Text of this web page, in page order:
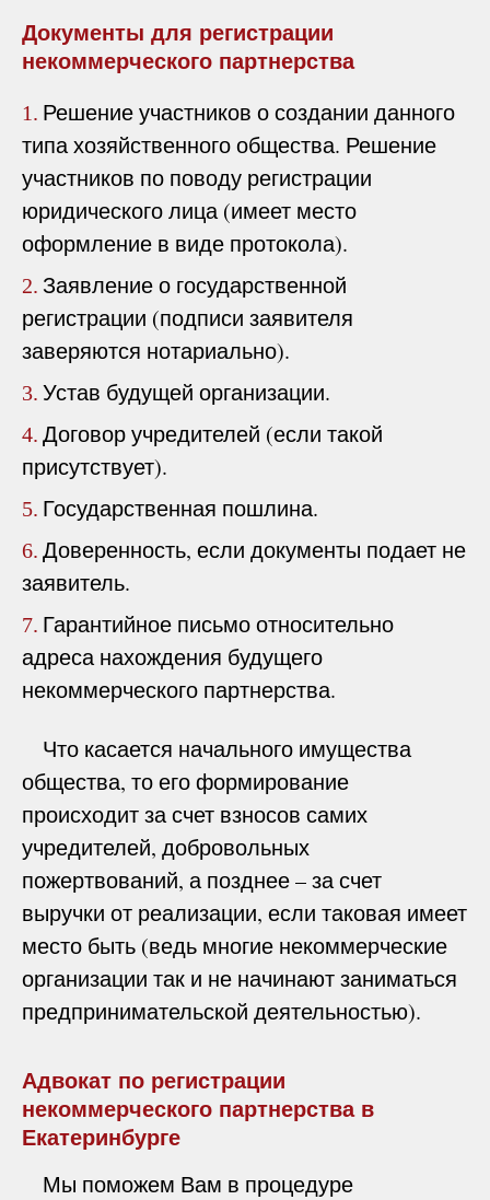
Документы для регистрации
некоммерческого партнерства
1. Решение участников о создании данного
типа хозяйственного общества. Решение
участников по поводу регистрации
юридического лица (имеет место
оформление в виде протокола).
2. Заявление о государственной
регистрации (подписи заявителя
заверяются нотариально).
3. Устав будущей организации.
4. Договор учредителей (если такой
присутствует).
5. Государственная пошлина.
6. Доверенность, если документы подает не
заявитель.
7. Гарантийное письмо относительно
адреса нахождения будущего
некоммерческого партнерства.
Что касается начального имущества
общества, то его формирование
происходит за счет взносов самих
учредителей, добровольных
пожертвований, а позднее – за счет
выручки от реализации, если таковая имеет
место быть (ведь многие некоммерческие
организации так и не начинают заниматься
предпринимательской деятельностью).
Адвокат по регистрации
некоммерческого партнерства в
Екатеринбурге
Мы поможем Вам в процедуре